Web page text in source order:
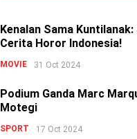
Kenalan Sama Kuntilanak:
Cerita Horor Indonesia!
MOVIE 31 Oct 2024
Podium Ganda Marc
Motegi
SPORT 17 Oct 2024